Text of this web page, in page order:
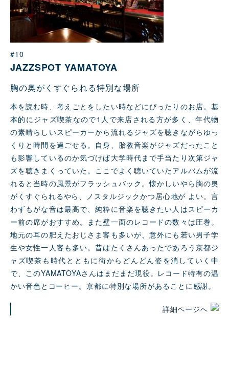
#10
JAZZSPOT YAMATOYA
胸の奥がくすぐられる特別な場所
本を読む時、考えごとをしたい時などにぴったりのお店。基
本的にジャズ喫茶なので1人で来店される方が多く、年代物
の素晴らしいスピーカーから流れるジャズを聴きながらゆっ
くりと時間を過ごせる。自身、胎教音楽がジャズだったこと
も影響しているのか気づけば大学時代まで手当たり次第ジャ
ズを聴きまくっていた。ここでよく聴いていたアルバムが流
れると当時の風景がフラッシュバック。懐かしいやら胸の奥
がくすぐられるやら、ノスタルジックかつ居心地が よい。言
わずもがな音は最高で、純粋に音楽を聴きたい人はスピーカ
ー前の席がおすすめ。また壁一面のレコードの数々は圧巻。
地元の耳の肥えたおじさま客も多いが、意外にも若い男子学
生や女性一人客も多い。昔はたくさんあったであろう京都ジ
ャズ喫茶も時代とともに街からどんどん姿を消していく中
で、このYAMATOYAさんはまだまだ現役。レコード特有の温
かい音色とコーヒー。京都に特別な場所があることに感謝。
詳細ページへ